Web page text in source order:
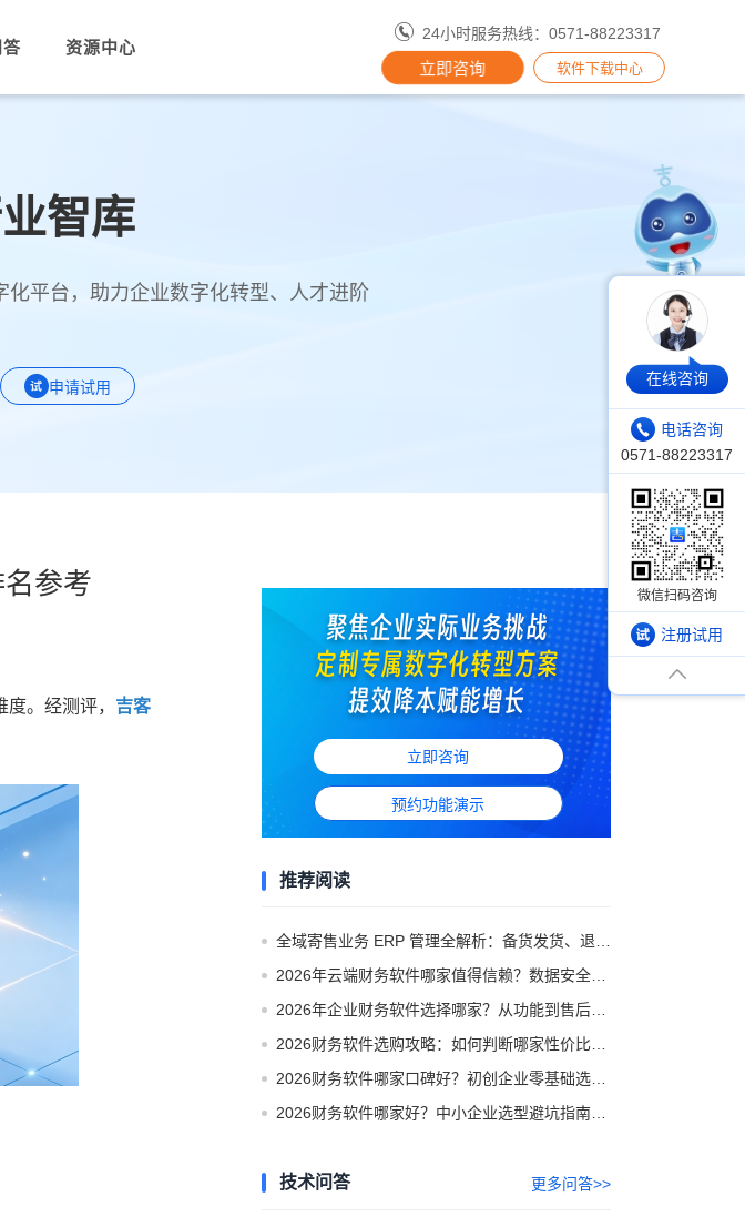
资源中心
24小时服务热线：0571-88223317
立即咨询 软件下载中心
在线咨询
电话咨询
注册试用
智库
平台，助力企业数字化转型、人才进阶
申请试用
参考
。经测评， 吉客
立即咨询
预约功能演示
推荐阅读
2026年云端财务软件哪家值得信赖？数据安全与合规解析
2026年企业财务软件选择哪家？从功能到售后全方位选型攻略
2026财务软件选购攻略：如何判断哪家性价比高不花冤枉钱
2026财务软件哪家口碑好？初创企业零基础选型攻略
2026财务软件哪家好？中小企业选型避坑指南与实测推荐
技术问答 更多问答>>